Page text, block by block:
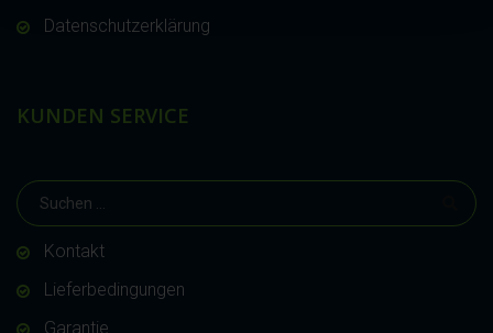
Datenschutzerklärung
KUNDEN SERVICE
Kontakt
Lieferbedingungen
Garantie